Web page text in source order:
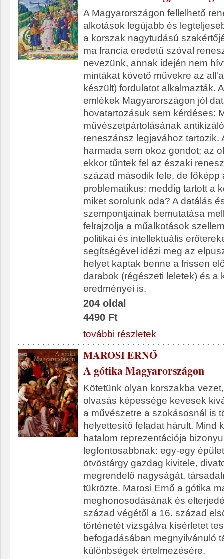
A Magyarországon fellelhető
alkotások legújabb és
a korszak nagytudású
ma francia eredetű szóval
nevezünk, annak idején nem
mintákat követő művekre az
készült) fordulatot alkalmazták.
emlékek Magyarországon jól
hovatartozásuk sem kérdéses:
művészetpártolásának
reneszánsz legjavához tartozik.
harmada sem okoz gondot; az
ekkor tűntek fel az északi
század második fele, de főképp
problematikus: meddig tartott a
miket sorolunk oda? A datálás
szempontjainak bemutatása
felrajzolja a műalkotások
politikai és intellektuális
segítségével idézi meg az
helyet kaptak benne a frissen
darabok (régészeti leletek) és a
eredményei is.
204 oldal
4490 Ft
további részletek
MAROSI ERNŐ
A gótika Magyarországon
Kötetünk olyan korszakba
olvasás képessége kevesek
a művészetre a szokásosnál is
helyettesítő feladat hárult. Mind
hatalom reprezentációja
legfontosabbnak: egy-egy
ötvöstárgy gazdag kivitele,
megrendelő nagyságát,
tükrözte. Marosi Ernő a gótika
meghonosodásának és
század végétől a 16. század
történetét vizsgálva kísérletet
befogadásában megnyilvánuló
különbségek értelmezésére.